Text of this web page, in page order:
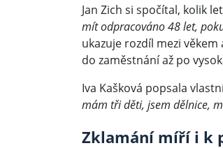
Jan Zich si spočítal, kolik
mít odpracováno 48 let,
ukazuje rozdíl mezi
do zaměstnání až po
Iva Kašková popsala
mám tři děti, jsem dělnice,
Zklamání míří i k